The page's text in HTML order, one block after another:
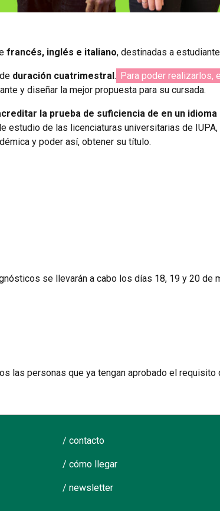
francés, inglés e italiano, destinadas a
duración cuatrimestral. Para poder realizarlos,
y diseñar la mejor propuesta para su cursada.
la prueba de suficiencia de en un
estudio de las licenciaturas universitarias de
y poder así, obtener su título.
se llevarán a cabo los días 18, 19 y 20 de
las personas que ya tengan aprobado el requisito
/ contacto
/ cómo llegar
/ newsletter